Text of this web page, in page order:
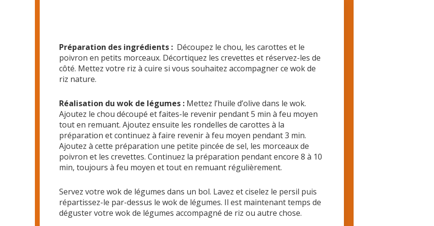
Préparation des ingrédients : Découpez le chou, les carottes et le
poivron en petits morceaux. Décortiquez les crevettes et réservez-les de
côté. Mettez votre riz à cuire si vous souhaitez accompagner ce wok de
riz nature.
Réalisation du wok de légumes : Mettez l’huile d’olive dans le wok.
Ajoutez le chou découpé et faites-le revenir pendant 5 min à feu moyen
tout en remuant. Ajoutez ensuite les rondelles de carottes à la
préparation et continuez à faire revenir à feu moyen pendant 3 min.
Ajoutez à cette préparation une petite pincée de sel, les morceaux de
poivron et les crevettes. Continuez la préparation pendant encore 8 à 10
min, toujours à feu moyen et tout en remuant régulièrement.
Servez votre wok de légumes dans un bol. Lavez et ciselez le persil puis
répartissez-le par-dessus le wok de légumes. Il est maintenant temps de
déguster votre wok de légumes accompagné de riz ou autre chose.